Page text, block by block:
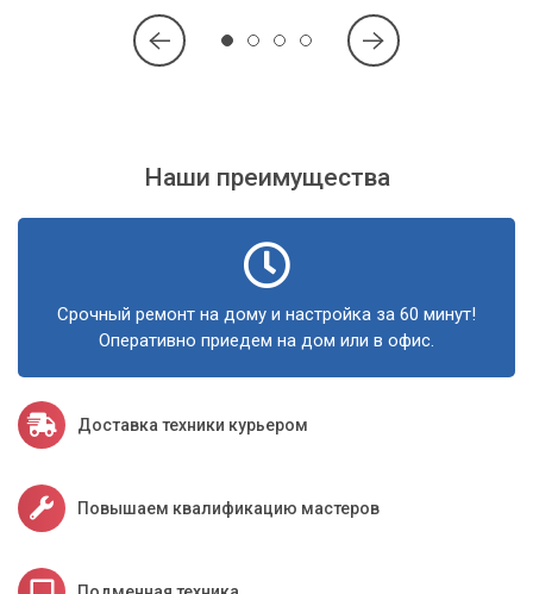
Наши преимущества
Срочный ремонт на дому и настройка за 60 минут!
Оперативно приедем на дом или в офис.
Доставка техники курьером
Повышаем квалификацию мастеров